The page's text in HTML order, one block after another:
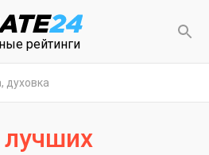
рейтинги
духовка
лучших